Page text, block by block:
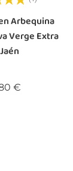
Arbequina
Verge Extra
€